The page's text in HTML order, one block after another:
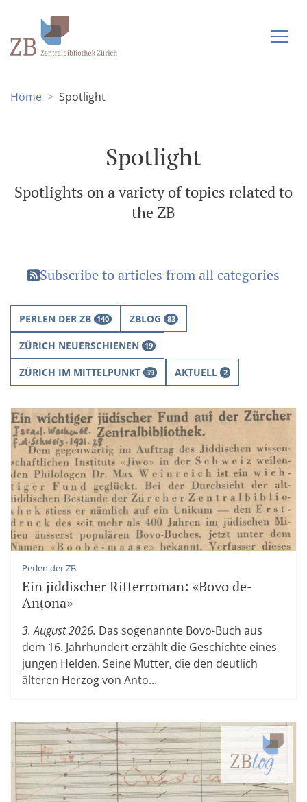
Home Spotlight
Spotlight
Spotlights on a variety of topics related to
the ZB
Subscribe to articles from all categories
PERLEN DER ZB 140 ZBLOG 83
ZÜRICH NEUERSCHIENEN 19
ZÜRICH IM MITTELPUNKT 39 AKTUELL 2
Perlen der ZB
Ein jiddischer Ritterroman: «Bovo de-
Anṭona»
3. August 2026. Das sogenannte Bovo-Buch aus
dem 16. Jahrhundert erzählt die Geschichte eines
jungen Helden. Seine Mutter, die den deutlich
älteren Herzog von Anto...